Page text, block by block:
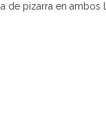
de pizarra en